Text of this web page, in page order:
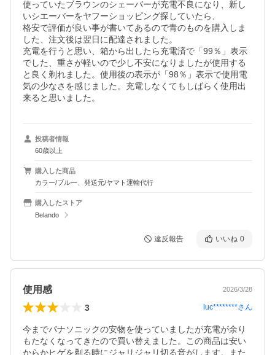
使っていたブラウンのシェーバーが充電不良になり、新し
いシエーバーをヤフーショッピング探していたら、
格安で評価が良い事が書いてあるので青のものを購入しま
した、注文後は翌日に配達されました。
充電を行うと思い、箱から出したら充電済で「99％」表示
でした、重さが軽いので少し不安になりましたが使用する
と良く剃れました。使用後の表示が「98％」表示で使用電
気の少なさを感じました。充電しなくてもしばらく使用出
来ると思いました。
投稿者情報
60歳以上
購入した商品
カラー/ブルー、発送元/ヤマト運輸代行
購入したストア
Belando
違反報告 いいね 0
使用感 2026/3/28
3 luc********さん
今までパナソニックの安物を使っていましたが充電が余り
もたなくなってきたので買い替えました。この商品は安い
からかヒゲを剃る時にジャリジャリ切る音がします。また